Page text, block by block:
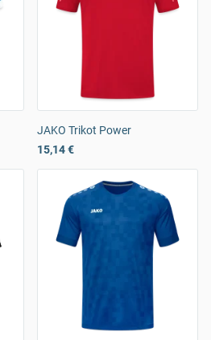
JAKO Trikot Power
15,14 €